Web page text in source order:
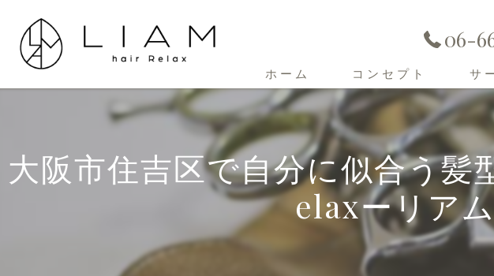
06-
ホーム コンセプト
住吉区の美容室･LIAM hair
住吉区の美容室･LIAM hair
住吉区の美容室･LIAM hair
サ
大阪市住吉区で自分に似合う
elaxーリア